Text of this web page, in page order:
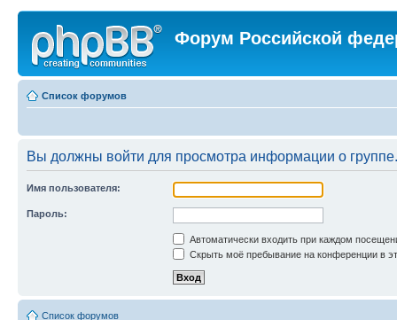
Форум Российской
Список форумов
Вы должны войти для просмотра информации о группе.
Имя пользователя:
Пароль:
Автоматически входить при каждом
Скрыть моё пребывание на конференции в
Список форумов